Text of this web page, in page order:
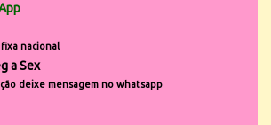
nacional
a Sex
deixe mensagem no whatsapp